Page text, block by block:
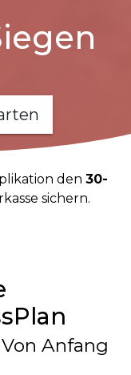
den 30-
sichern.
Anfang